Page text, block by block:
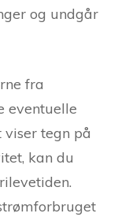
og undgår
fra
eventuelle
tegn på
kan du